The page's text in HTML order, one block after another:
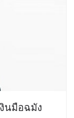
นมือฉมัง